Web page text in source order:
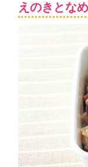
えのきとな